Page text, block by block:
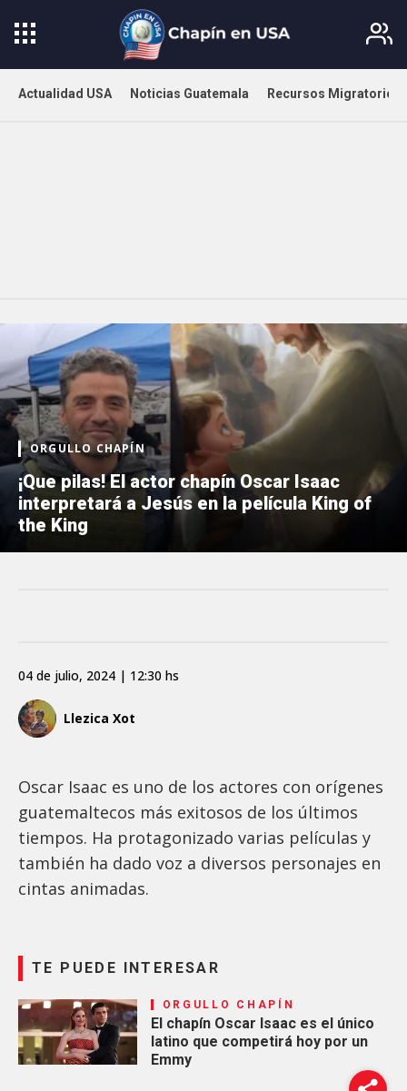
Actualidad USA Noticias Guatemala Recursos Migratorios
ORGULLO CHAPÍN
¡Que pilas! El actor chapín Oscar Isaac
interpretará a Jesús en la película King of
the King
Llezica Xot
04 de julio, 2024 | 12:30 hs
Oscar Isaac es uno de los actores con orígenes
guatemaltecos más exitosos de los últimos
tiempos. Ha protagonizado varias películas y
también ha dado voz a diversos personajes en
cintas animadas.
TE PUEDE INTERESAR
ORGULLO CHAPÍN
El chapín Oscar Isaac es el único
latino que competirá hoy por un
Emmy